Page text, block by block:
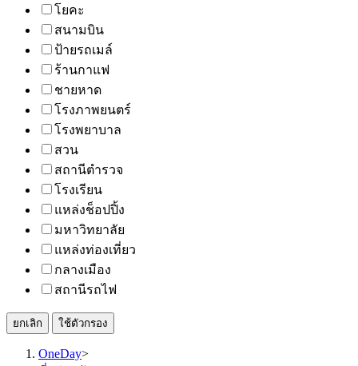
โยคะ
สนามบิน
ป้ายรถเมล์
ร้านกาแฟ
ชายหาด
โรงภาพยนตร์
โรงพยาบาล
สวน
สถานีตำรวจ
โรงเรียน
แหล่งช็อปปิ้ง
มหาวิทยาลัย
แหล่งท่องเที่ยว
กลางเมือง
สถานีรถไฟ
ยกเลิก ใช้ตัวกรอง
OneDay>